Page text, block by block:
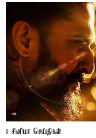
சினிமா செய்திகள்